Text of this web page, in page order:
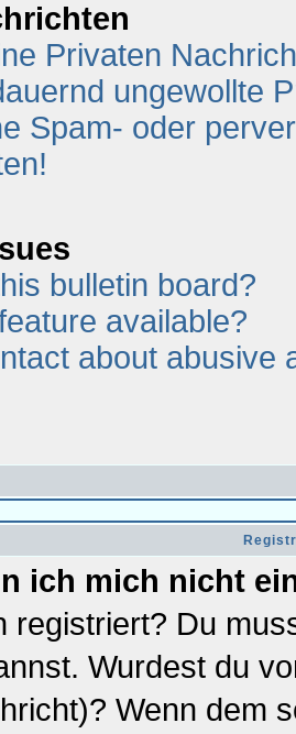
Privaten
ungewollte
Spam- oder
bulletin board?
available?
about abusive
ich mich nicht
registriert? Du
Wurdest du
Wenn dem